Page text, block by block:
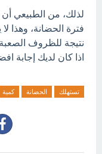
لذلك، من الطبيعي أن
فترة الحضانة، وهذا
نتيجة للظروف الصعبة
اذا كان لديك إجابة
تستهلك الحضانة كمية